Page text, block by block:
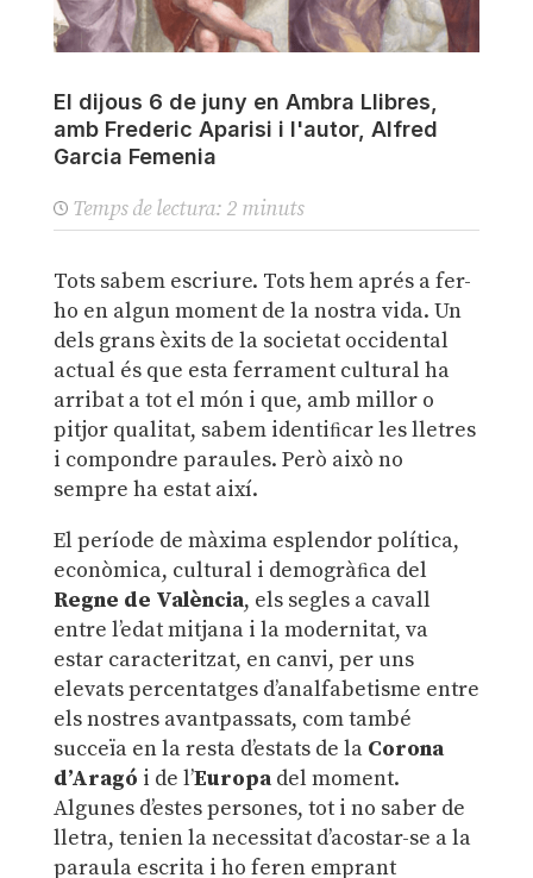
El dijous 6 de juny en Ambra Llibres,
amb Frederic Aparisi i l'autor, Alfred
Garcia Femenia
Temps de lectura: 2 minuts
Tots sabem escriure. Tots hem aprés a fer-
ho en algun moment de la nostra vida. Un
dels grans èxits de la societat occidental
actual és que esta ferrament cultural ha
arribat a tot el món i que, amb millor o
pitjor qualitat, sabem identiﬁcar les lletres
i compondre paraules. Però això no
sempre ha estat així.
El període de màxima esplendor política,
econòmica, cultural i demogràﬁca del
Regne de València, els segles a cavall
entre l’edat mitjana i la modernitat, va
estar caracteritzat, en canvi, per uns
elevats percentatges d’analfabetisme entre
els nostres avantpassats, com també
succeïa en la resta d’estats de la Corona
d’Aragó i de l’Europadel moment.
Algunes d’estes persones, tot i no saber de
lletra, tenien la necessitat d’acostar-se a la
paraula escrita i ho feren emprant